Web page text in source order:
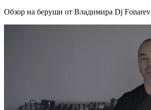
Обзор на беруши от Владимира Dj Fonarev